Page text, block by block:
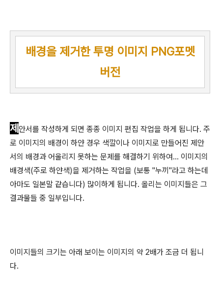
배경을 제거한 투명 이미지 PNG포멧
버전
제 안서를 작성하게 되면 종종 이미지 편집 작업을 하게 됩니다. 주
로 이미지의 배경이 하얀 경우 색깔이나 이미지로 만들어진 제안
서의 배경과 어울리지 못하는 문제를 해결하기 위하여... 이미지의
배경색(주로 하얀색)을 제거하는 작업을 (보통 "누끼"라고 하는데
아마도 일본말 같습니다) 많이하게 됩니다. 올리는 이미지들은 그
결과물들 중 일부입니다.
이미지들의 크기는 아래 보이는 이미지의 약 2배가 조금 더 됩니
다.